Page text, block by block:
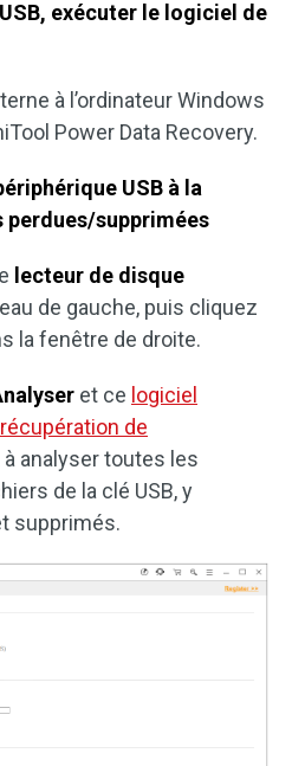
exécuter le logiciel de
à l’ordinateur Windows
Power Data Recovery.
USB à la
perdues/supprimées
lecteur de disque
de gauche, puis cliquez
la fenêtre de droite.
et ce logiciel
de
analyser toutes les
de la clé USB, y
supprimés.